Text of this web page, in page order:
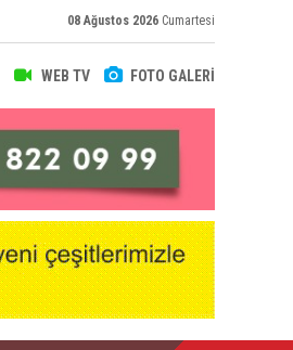
08 Ağustos 2026 Cumartesi
WEB TV FOTO GALERİ